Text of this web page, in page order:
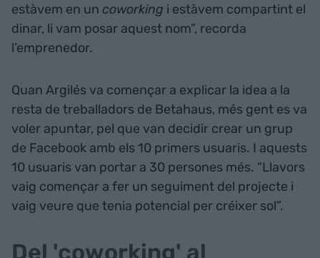
estàvem en un coworking i estàvem compartint el
dinar, li vam posar aquest nom”, recorda
l’emprenedor.
Quan Argilés va començar a explicar la idea a la
resta de treballadors de Betahaus, més gent es va
voler apuntar, pel que van decidir crear un grup
de Facebook amb els 10 primers usuaris. I aquests
10 usuaris van portar a 30 persones més. “Llavors
vaig començar a fer un seguiment del projecte i
vaig veure que tenia potencial per créixer sol”.
Del 'coworking' al